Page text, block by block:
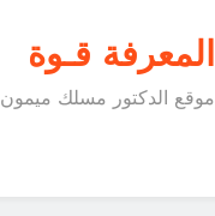
المعرفة قـوة
موقع الدكتور مسلك ميمون